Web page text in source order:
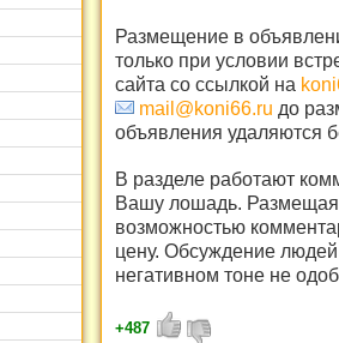
Размещение в
только при условии
сайта со ссылкой на
mail@koni66.ru до
объявления удаляются
В разделе работают
Вашу лошадь. Размещая
возможностью
цену. Обсуждение
негативном тоне не
+487